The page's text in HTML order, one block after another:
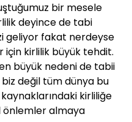
bir mesele
deyince de tabi
geliyor fakat nerdeyse
için kirlilik büyük tehdit.
büyük nedeni de tabii
değil tüm dünya bu
kirliliğe
önlemler almaya